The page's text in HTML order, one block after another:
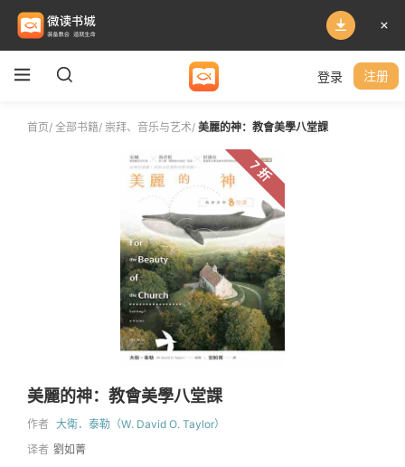
登录 注册
首页/ 全部书籍/ 崇拜、音乐与艺术/ 美麗的神：教會美學八堂課
7 折
美麗的神：教會美學八堂課
作者 大衛．泰勒（W. David O. Taylor）
译者 劉如菁